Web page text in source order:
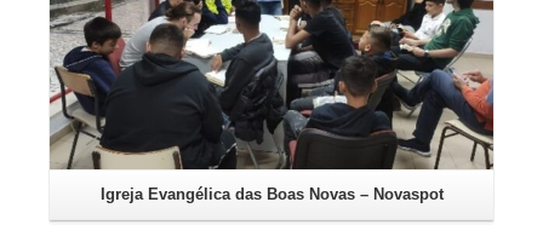
Igreja Evangélica das Boas Novas – Novaspot